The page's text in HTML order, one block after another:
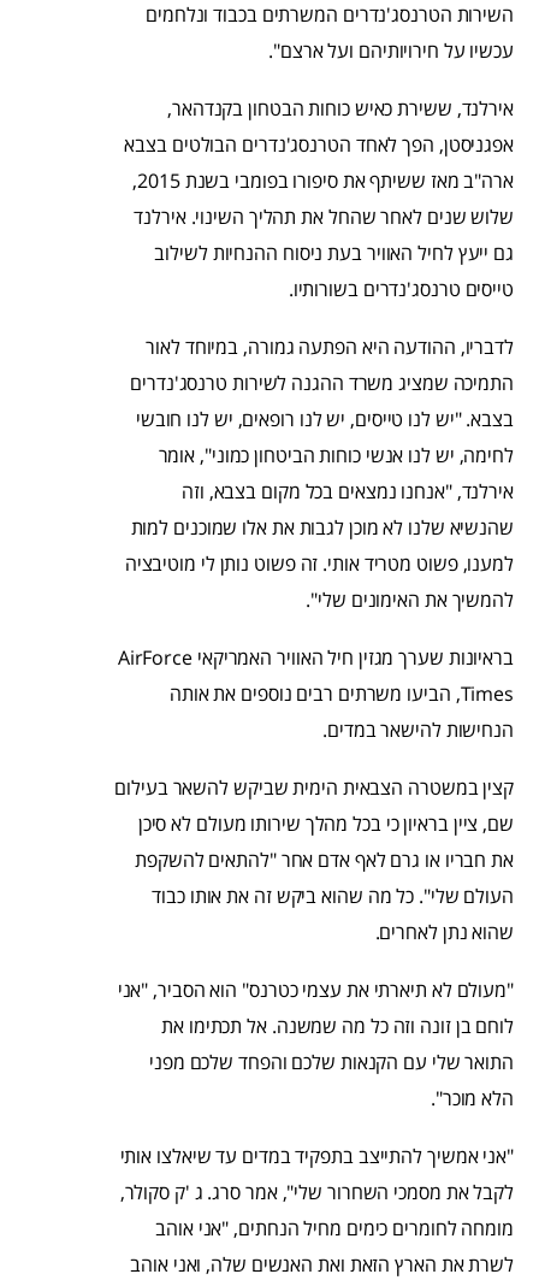
השירות הטרנסג'נדרים המשרתים בכבוד ונלחמים
עכשיו על חירויותיהם ועל ארצם".
אירלנד, ששירת כאיש כוחות הבטחון בקנדהאר,
אפגניסטן, הפך לאחד הטרנסג'נדרים הבולטים בצבא
ארה"ב מאז ששיתף את סיפורו בפומבי בשנת 2015,
שלוש שנים לאחר שהחל את תהליך השינוי. אירלנד
גם ייעץ לחיל האוויר בעת ניסוח ההנחיות לשילוב
טייסים טרנסג'נדרים בשורותיו.
לדבריו, ההודעה היא הפתעה גמורה, במיוחד לאור
התמיכה שמציג משרד ההגנה לשירות טרנסג'נדרים
בצבא. "יש לנו טייסים, יש לנו רופאים, יש לנו חובשי
לחימה, יש לנו אנשי כוחות הביטחון כמוני", אומר
אירלנד, "אנחנו נמצאים בכל מקום בצבא, וזה
שהנשיא שלנו לא מוכן לגבות את אלו שמוכנים למות
למענו, פשוט מטריד אותי. זה פשוט נותן לי מוטיבציה
להמשיך את האימונים שלי".
בראיונות שערך מגזין חיל האוויר האמריקאי AirForce
Times, הביעו משרתים רבים נוספים את אותה
הנחישות להישאר במדים.
קצין במשטרה הצבאית הימית שביקש להשאר בעילום
שם, ציין בראיון כי בכל מהלך שירותו מעולם לא סיכן
את חבריו או גרם לאף אדם אחר "להתאים להשקפת
העולם שלי". כל מה שהוא ביקש זה את אותו כבוד
שהוא נתן לאחרים.
"מעולם לא תיארתי את עצמי כטרנס" הוא הסביר, "אני
לוחם בן זונה וזה כל מה שמשנה. אל תכתימו את
התואר שלי עם הקנאות שלכם והפחד שלכם מפני
הלא מוכר".
"אני אמשיך להתייצב בתפקיד במדים עד שיאלצו אותי
לקבל את מסמכי השחרור שלי", אמר סרג. ג 'ק סקולר,
מומחה לחומרים כימים מחיל הנחתים, "אני אוהב
לשרת את הארץ הזאת ואת האנשים שלה, ואני אוהב